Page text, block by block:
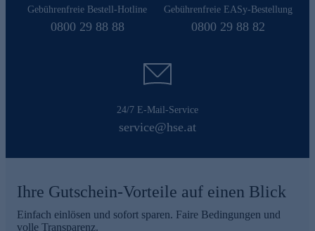
Gebührenfreie Bestell-Hotline
0800 29 88 88
Gebührenfreie EASy-Bestellung
0800 29 88 82
24/7 E-Mail-Service
service@hse.at
Ihre Gutschein-Vorteile auf einen Blick
Einfach einlösen und sofort sparen. Faire Bedingungen und
volle Transparenz.